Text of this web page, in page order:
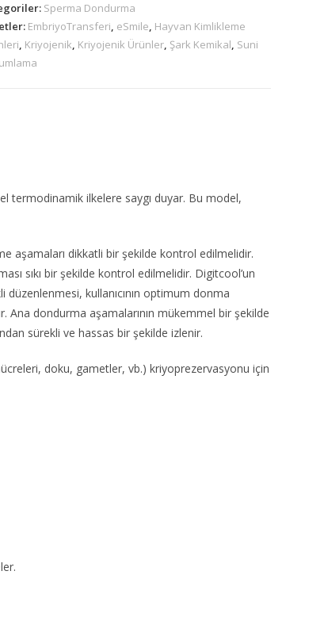
Sperma Dondurma
EmbriyoTransferi, eSmile, Hayvan Kimlikleme
, Kriyojenik, Kriyojenik Ürünler, Şark Kemikal, Suni
termodinamik ilkelere saygı duyar. Bu model,
aşamaları dikkatli bir şekilde kontrol edilmelidir.
sıkı bir şekilde kontrol edilmelidir. Digitcool’un
düzenlenmesi, kullanıcının optimum donma
Ana dondurma aşamalarının mükemmel bir şekilde
sürekli ve hassas bir şekilde izlenir.
doku, gametler, vb.) kriyoprezervasyonu için